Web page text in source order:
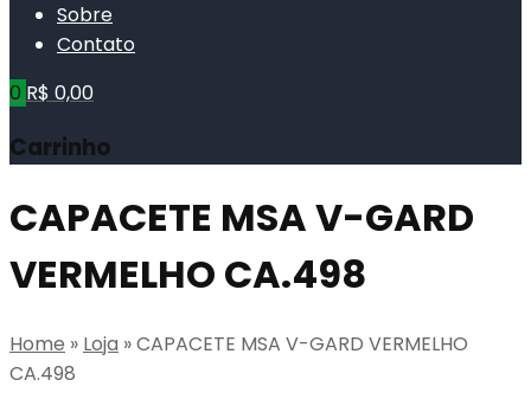
contentSobre
Contato
0 R$ 0,00
Carrinho
CAPACETE MSA V-GARD
VERMELHO CA.498
Home » Loja »CAPACETE MSA V-GARD VERMELHO
CA.498